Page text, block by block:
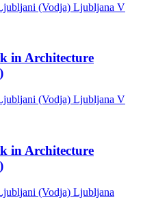
(Vodja) Ljubljana V
in Architecture
(Vodja) Ljubljana V
in Architecture
(Vodja) Ljubljana